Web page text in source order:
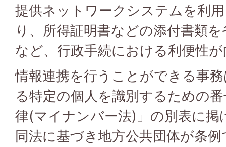
提供ネットワークシステムを利
り、所得証明書などの添付書類
など、行政手続における利便性
情報連携を行うことができる事
る特定の個人を識別するための
律(マイナンバー法)」の別表に掲
同法に基づき地方公共団体が条